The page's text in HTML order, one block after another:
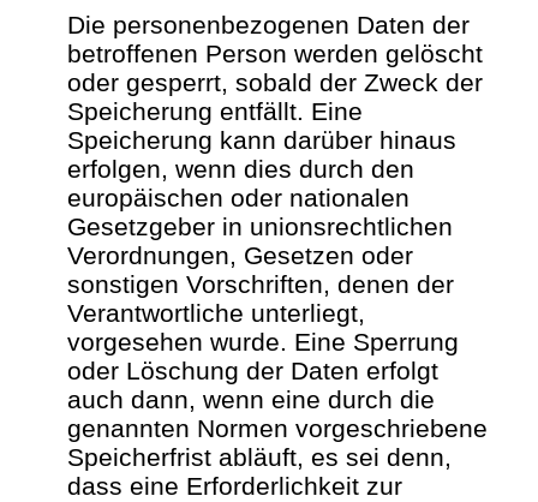
Die personenbezogenen Daten der
betroffenen Person werden gelöscht
oder gesperrt, sobald der Zweck der
Speicherung entfällt. Eine
Speicherung kann darüber hinaus
erfolgen, wenn dies durch den
europäischen oder nationalen
Gesetzgeber in unionsrechtlichen
Verordnungen, Gesetzen oder
sonstigen Vorschriften, denen der
Verantwortliche unterliegt,
vorgesehen wurde. Eine Sperrung
oder Löschung der Daten erfolgt
auch dann, wenn eine durch die
genannten Normen vorgeschriebene
Speicherfrist abläuft, es sei denn,
dass eine Erforderlichkeit zur